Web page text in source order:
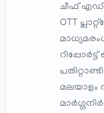
ചീഫ്
OTT
മലയാളം